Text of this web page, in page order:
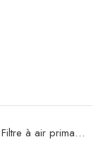
Filtre à air primaire SA12094